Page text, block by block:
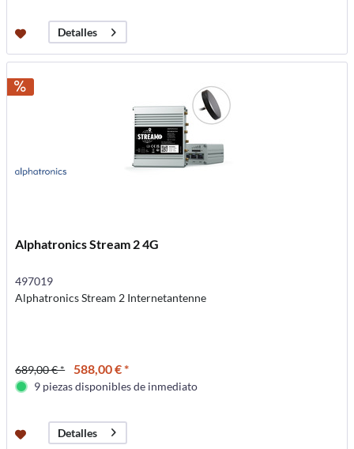
Detalles
Alphatronics Stream 2 4G
497019
Alphatronics Stream 2 Internetantenne
689,00 € * 588,00 € *
9 piezas disponibles de inmediato
Detalles